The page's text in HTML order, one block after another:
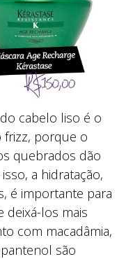
cabelo liso é o
porque o
quebrados dão
a hidratação,
é importante para
los mais
com macadâmia,
são